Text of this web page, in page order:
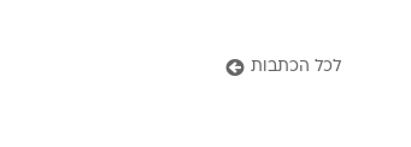
לכל הכתבות